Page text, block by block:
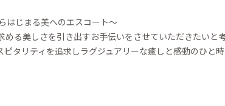
はじまる美へのエスコート～
める美しさを引き出すお手伝いをさせていただきたいと
ピタリティを追求しラグジュアリーな癒しと感動のひと